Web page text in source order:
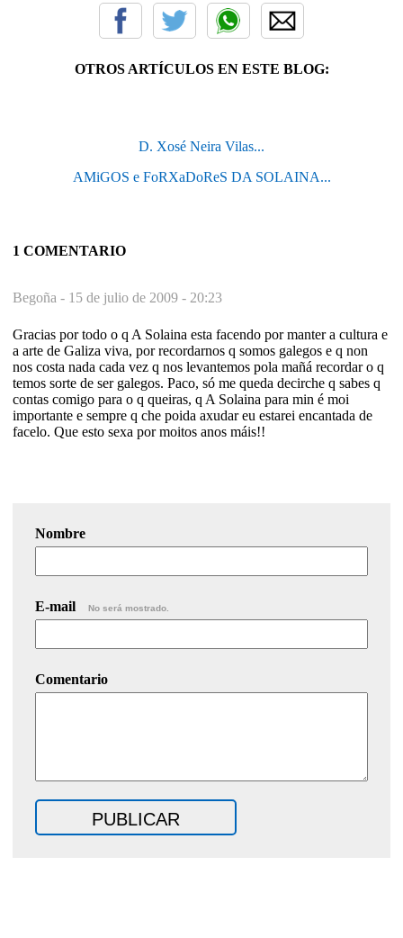
OTROS ARTÍCULOS EN ESTE BLOG:
D. Xosé Neira Vilas...
AMiGOS e FoRXaDoReS DA SOLAINA...
1 COMENTARIO
Begoña - 15 de julio de 2009 - 20:23
Gracias por todo o q A Solaina esta facendo por manter a cultura e
a arte de Galiza viva, por recordarnos q somos galegos e q non
nos costa nada cada vez q nos levantemos pola mañá recordar o q
temos sorte de ser galegos. Paco, só me queda decirche q sabes q
contas comigo para o q queiras, q A Solaina para min é moi
importante e sempre q che poida axudar eu estarei encantada de
facelo. Que esto sexa por moitos anos máis!!
Nombre
E-mail No será mostrado.
Comentario